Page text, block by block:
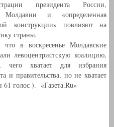
президента России,
и «определенная
конструкции» повлияют на
страны.
что в воскресенье Молдавские
левоцентристскую коалицию,
чего хватает для избрания
и правительства, но не хватает
61 голос ). «Газета.Ru»